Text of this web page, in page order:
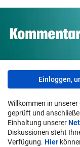
Einloggen,
Willkommen in
geprüft und
Einhaltung unserer
Diskussionen steht
Verfügung. Hier